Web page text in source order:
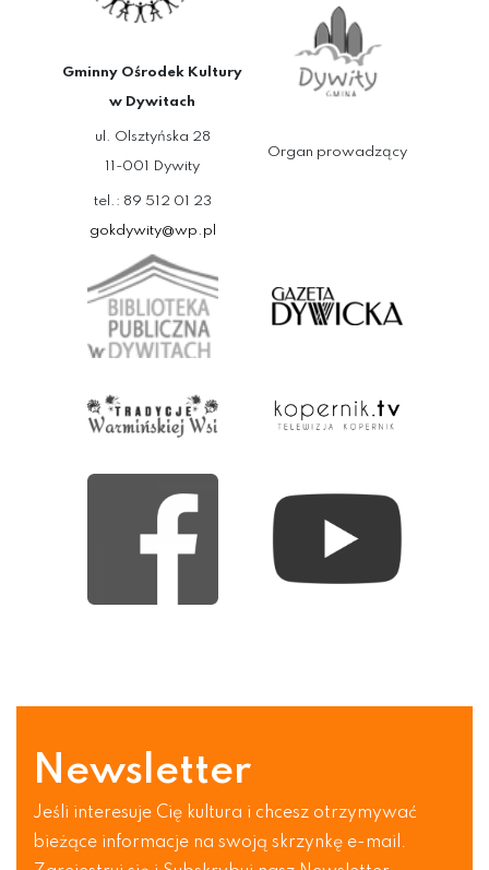
Gminny Ośrodek Kultury
w Dywitach
ul. Olsztyńska 28
11-001 Dywity
tel.: 89 512 01 23
gokdywity@wp.pl
Organ prowadzący
Newsletter
Jeśli interesuje Cię kultura i chcesz otrzymywać
bieżące informacje na swoją skrzynkę e-mail.